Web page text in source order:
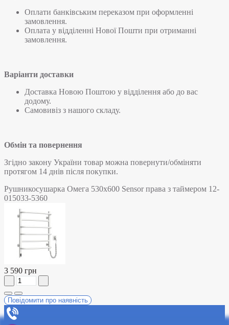
Оплати банківським переказом при оформленні
замовлення.
Оплата у відділенні Нової Пошти при отриманні
замовлення.
Варіанти доставки
Доставка Новою Поштою у відділення або до вас
додому.
Самовивіз з нашого складу.
Обмін та повернення
Згідно закону України товар можна повернути/обміняти
протягом 14 днів після покупки.
Рушникосушарка Омега 530х600 Sensor права з таймером 12-
015033-5360
3 590 грн
Повідомити про наявність